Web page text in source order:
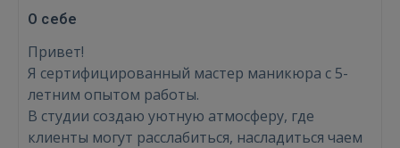
О себе
Привет!
Я сертифицированный мастер маникюра с 5-
летним опытом работы.
В студии создаю уютную атмосферу, где
клиенты могут расслабиться, насладиться чаем